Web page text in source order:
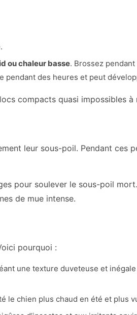
ou chaleur basse. Brossez
des heures et peut
compacts quasi impossibles
leur sous-poil. Pendant ces
pour soulever le sous-poil
de mue intense.
pourquoi :
une texture duveteuse et
le chien plus chaud en été et plus